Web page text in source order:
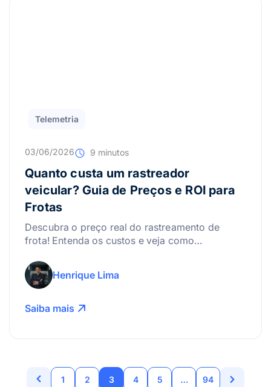
Telemetria
03/06/2026 9 minutos
Quanto custa um rastreador
veicular? Guia de Preços e ROI para
Frotas
Descubra o preço real do rastreamento de
frota! Entenda os custos e veja como
lucrativo.
Henrique Lima
Saiba mais
1 2 3 4 5 … 94